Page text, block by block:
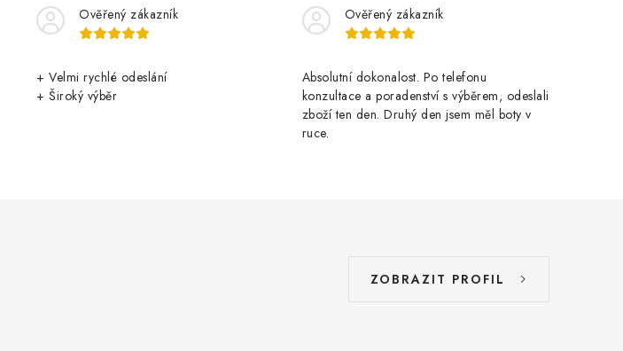
Ověřený zákazník
+ Velmi rychlé odeslání
+ Široký výběr
Ověřený zákazník
Absolutní dokonalost. Po telefonu
konzultace a poradenství s výběrem, odeslali
zboží ten den. Druhý den jsem měl boty v
ruce.
ZOBRAZIT PROFIL